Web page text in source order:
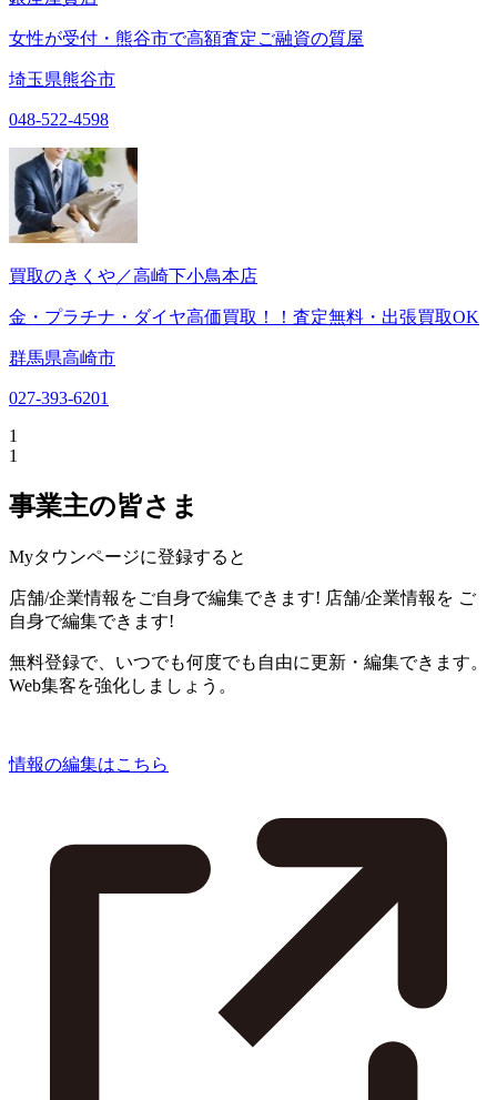
女性が受付・熊谷市で高額査定ご融資の質屋
埼玉県熊谷市
048-522-4598
買取のきくや／高崎下小鳥本店
金・プラチナ・ダイヤ高価買取！！査定無料・出張買取OK
群馬県高崎市
027-393-6201
1
1
事業主の皆さま
Myタウンページに登録すると
店舗/企業情報をご自身で編集できます! 店舗/企業情報を ご
自身で編集できます!
無料登録で、いつでも何度でも自由に更新・編集できます。
Web集客を強化しましょう。
情報の編集はこちら